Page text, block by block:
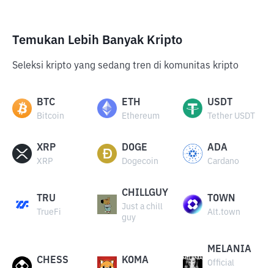
Temukan Lebih Banyak Kripto
Seleksi kripto yang sedang tren di komunitas kripto
BTC
Bitcoin
ETH
Ethereum
USDT
Tether USDT
XRP
XRP
DOGE
Dogecoin
ADA
Cardano
TRU
TrueFi
CHILLGUY
Just a chill
guy
TOWN
Alt.town
CHESS KOMA
MELANIA
Official